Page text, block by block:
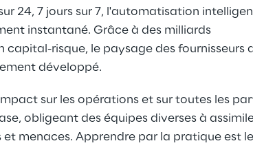
24, 7 jours sur 7, l'automatisation
instantané. Grâce à des milliards
capital-risque, le paysage des fournisseurs
développé.
sur les opérations et sur toutes les
obligeant des équipes diverses à
menaces. Apprendre par la pratique est le